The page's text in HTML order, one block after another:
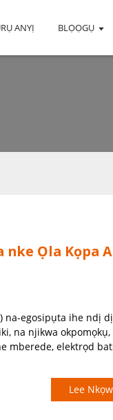
ANYỊ BLỌỌGỤ
Ọla Kọpa
na-egosipụta ihe ndị
na njikwa
mberede, elektrọd
Lee